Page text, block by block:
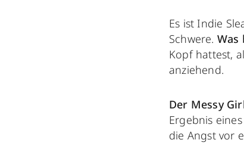
Es ist Indie
Schwere.
Kopf hattest,
anziehend.
Der Messy
Ergebnis
die Angst vor